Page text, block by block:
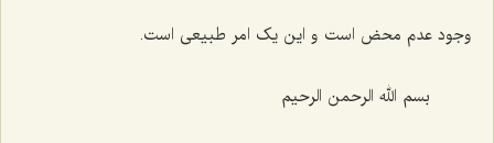
وجود عدم محض است و این یک امر طبیعی است.
بسم الله الرحمن الرحیم